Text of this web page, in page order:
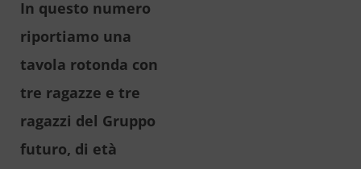
In questo numero
riportiamo una
tavola rotonda con
tre ragazze e tre
ragazzi del Gruppo
futuro, di età